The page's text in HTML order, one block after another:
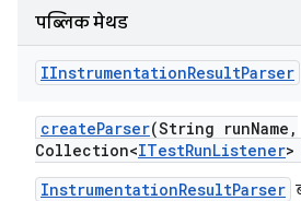
पब्लिक मेथड
IInstrumentationResultParser
createParser(String runName ,
Collection<ITestRunListener
InstrumentationResultParser